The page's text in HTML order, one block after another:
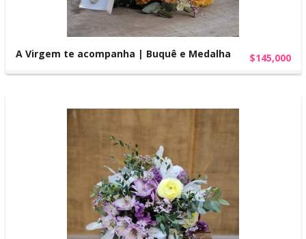
A Virgem te acompanha | Buquê e Medalha $145,000